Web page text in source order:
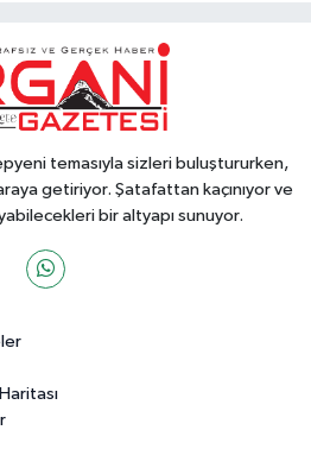
temasıyla sizleri buluştururken,
getiriyor. Şatafattan kaçınıyor ve
bir altyapı sunuyor.